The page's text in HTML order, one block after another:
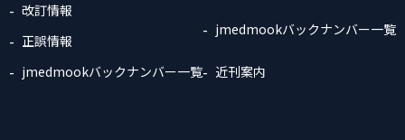
改訂情報
正誤情報
jmedmookバックナンバー一覧
jmedmookバックナンバー一覧
近刊案内